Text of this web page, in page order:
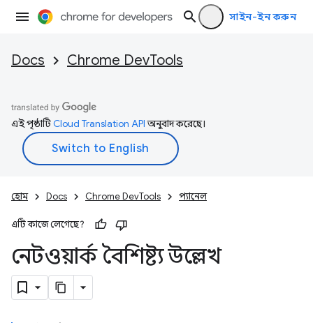
সাইন-ইন করুন
Docs Chrome DevTools
এই পৃষ্ঠাটিCloud Translation APIঅনুবাদ করেছে।
হোম Docs Chrome DevTools প্যানেল
এটি কাজে লেগেছে?
নেটওয়ার্ক বৈশিষ্ট্য উল্লেখ